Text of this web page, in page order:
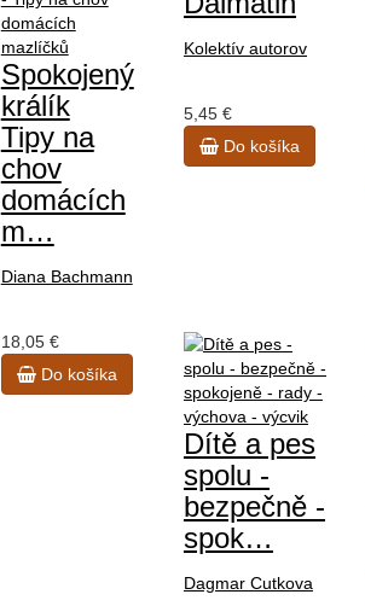
Spokojený
králík
Tipy na
chov
domácích
m…
Diana Bachmann
18,05 €
Do košíka
Kolektív autorov
5,45 €
Do košíka
Dítě a pes
spolu -
bezpečně -
spok…
Dagmar Cutkova